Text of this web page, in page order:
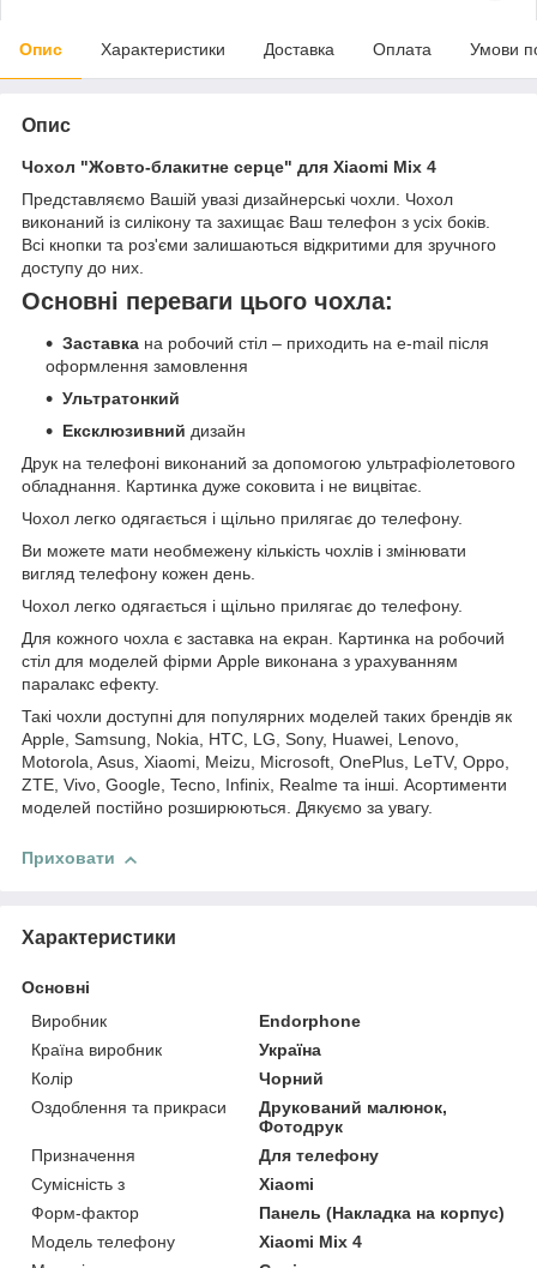
Опис Характеристики Доставка Оплата Умови
Опис
Чохол "Жовто-блакитне серце" для Xiaomi Mix 4
Представляємо Вашій увазі дизайнерські чохли. Чохол
виконаний із силікону та захищає Ваш телефон з усіх боків.
Всі кнопки та роз'єми залишаються відкритими для зручного
доступу до них.
Основні переваги цього чохла:
Заставка на робочий стіл – приходить на e-mail після
оформлення замовлення
Ультратонкий
Ексклюзивний дизайн
Друк на телефоні виконаний за допомогою ультрафіолетового
обладнання. Картинка дуже соковита і не вицвітає.
Чохол легко одягається і щільно прилягає до телефону.
Ви можете мати необмежену кількість чохлів і змінювати
вигляд телефону кожен день.
Чохол легко одягається і щільно прилягає до телефону.
Для кожного чохла є заставка на екран. Картинка на робочий
стіл для моделей фірми Apple виконана з урахуванням
паралакс ефекту.
Такі чохли доступні для популярних моделей таких брендів як
Apple, Samsung, Nokia, HTC, LG, Sony, Huawei, Lenovo,
Motorola, Asus, Xiaomi, Meizu, Microsoft, OnePlus, LeTV, Oppo,
ZTE, Vivo, Google, Tecno, Infinix, Realme та інші. Асортименти
моделей постійно розширюються. Дякуємо за увагу.
Приховати
Характеристики
Основні
Виробник
Endorphone
Країна виробник
Україна
Колір
Чорний
Оздоблення та прикраси
Друкований малюнок,
Фотодрук
Призначення
Для телефону
Сумісність з
Xiaomi
Форм-фактор
Панель (Накладка на корпус)
Модель телефону
Xiaomi Mix 4